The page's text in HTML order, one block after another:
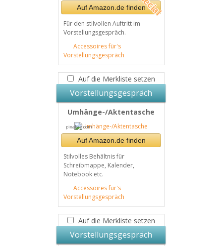
Auf Amazon.de finden
Für den stilvollen Auftritt im
Vorstellungsgespräch.
Accessoires für's
Vorstellungsgespräch
Auf die Merkliste setzen
Vorstellungsgespräch
Umhänge-/Aktentasche
pixabay.com
Auf Amazon.de finden
Stilvolles Behältnis für
Schreibmappe, Kalender,
Notebook etc.
Accessoires für's
Vorstellungsgespräch
Auf die Merkliste setzen
Vorstellungsgespräch